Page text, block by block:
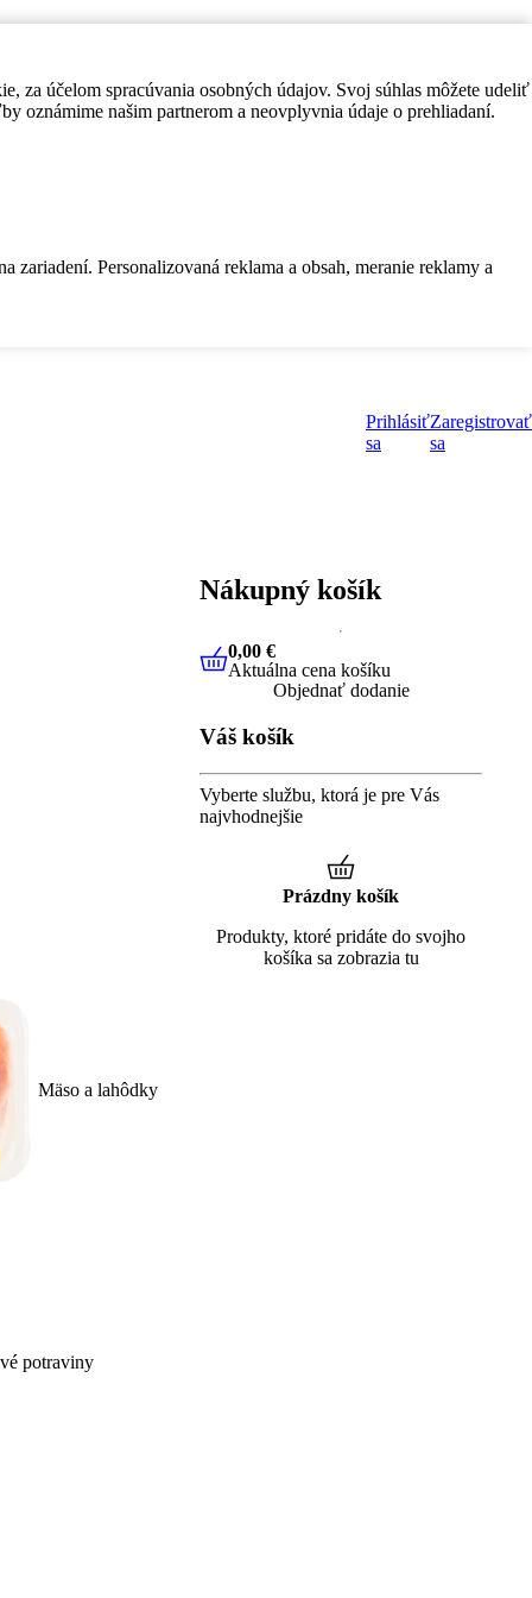
za účelom spracúvania osobných údajov. Svoj súhlas môžete udeliť
oznámime našim partnerom a neovplyvnia údaje o prehliadaní.
Personalizovaná reklama a obsah, meranie reklamy a
Prihlásiť
sa
Zaregistrovať
sa
Mäso a lahôdky
potraviny
Nákupný košík
0,00 €Aktuálna cena košíku
0,00 €
Aktuálna cena košíku
Objednať dodanie
Váš košík
Vyberte službu, ktorá je pre Vás
najvhodnejšie
Prázdny košík
Produkty, ktoré pridáte do svojho
košíka sa zobrazia tu